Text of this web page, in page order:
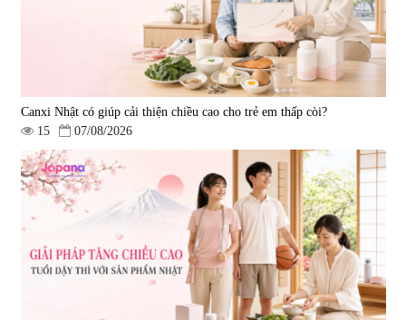
Viên uống hỗ trợ giấc ngủ Fujina
Sleepy Nhật Bản 80 viên
580.000 đ
điều trị đột quỵ Biken Kinase
Gold 60 viên
0
1.570.000 đ
Canxi Nhật có giúp cải thiện chiều cao cho trẻ em thấp còi?
15
07/08/2026